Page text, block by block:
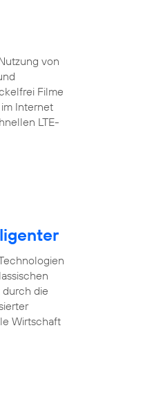
von
Filme
Internet
LTE-
durch die
Wirtschaft